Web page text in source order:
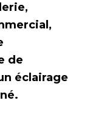
de
éclairage